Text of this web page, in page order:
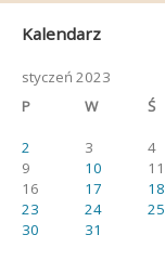
Kalendarz
styczeń 2023
P
W Ś
2
3 4
9
10 11
16
17 18
23
24 25
30
31